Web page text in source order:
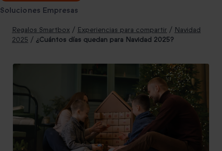
Soluciones Empresas
Regalos Smartbox / Experiencias para compartir / Navidad
2025 / ¿Cuántos días quedan para Navidad 2025?